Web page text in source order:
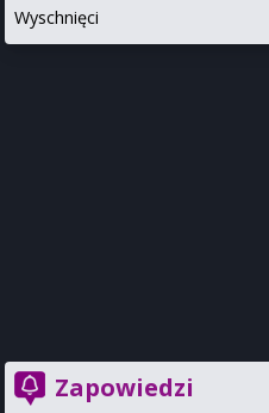
Wyschnięci
Zapowiedzi